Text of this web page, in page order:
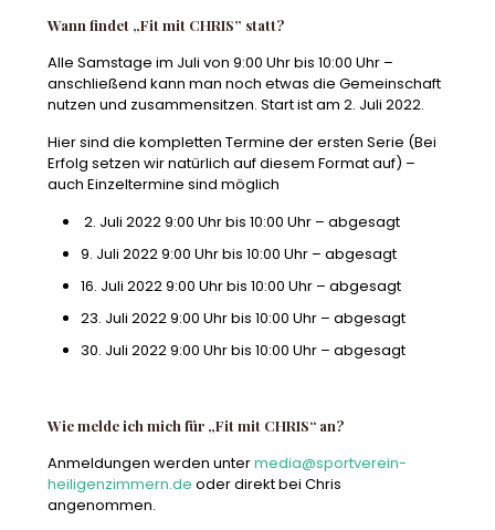
Wann findet „Fit mit CHRIS” statt?
Alle Samstage im Juli von 9:00 Uhr bis 10:00 Uhr –
anschließend kann man noch etwas die Gemeinschaft
nutzen und zusammensitzen. Start ist am 2. Juli 2022.
Hier sind die kompletten Termine der ersten Serie (Bei
Erfolg setzen wir natürlich auf diesem Format auf) –
auch Einzeltermine sind möglich
2. Juli 2022 9:00 Uhr bis 10:00 Uhr – abgesagt
9. Juli 2022 9:00 Uhr bis 10:00 Uhr – abgesagt
16. Juli 2022 9:00 Uhr bis 10:00 Uhr – abgesagt
23. Juli 2022 9:00 Uhr bis 10:00 Uhr – abgesagt
30. Juli 2022 9:00 Uhr bis 10:00 Uhr – abgesagt
Wie melde ich mich für „Fit mit CHRIS“ an?
Anmeldungen werden untermedia@sportverein-
heiligenzimmern.de oder direkt bei Chris
angenommen.